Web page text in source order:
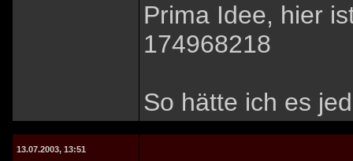
Prima Idee, hier
174968218
So hätte ich es
13.07.2003, 13:51